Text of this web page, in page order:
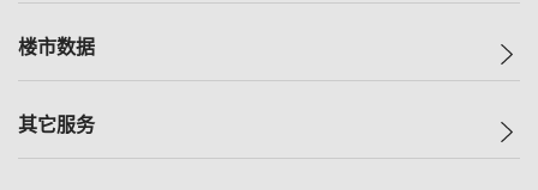
减价
美联豪宅
独家楼盘
自助放盘
查询热线
楼市数据
指数
其它服务